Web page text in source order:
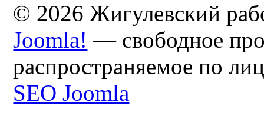
© 2026 Жигулевский
Joomla! — свободное
распространяемое по
SEO Joomla